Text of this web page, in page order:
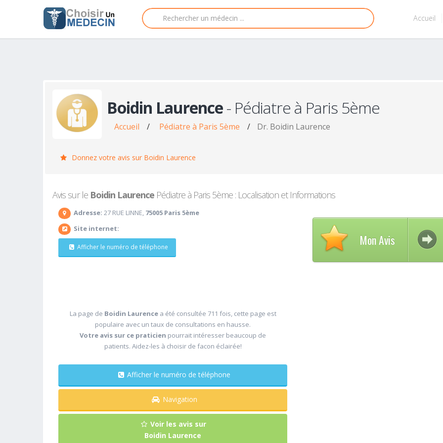
Accueil
Boidin Laurence- Pédiatre à Paris 5ème
Accueil / Pédiatre à Paris 5ème / Dr. Boidin Laurence
Donnez votre avis sur Boidin Laurence
Avis sur le Boidin Laurence Pédiatre à Paris 5ème : Localisation et Informations
Adresse: 27 RUE LINNE, 75005 Paris 5ème
Site internet:
Afficher le numéro de téléphone
La page de Boidin Laurence a été consultée 711 fois, cette page est
populaire avec un taux de consultations en hausse.
Votre avis sur ce praticien pourrait intéresser beaucoup de
patients. Aidez-les à choisir de facon éclairée!
Afficher le numéro de téléphone
Navigation
Voir les avis sur
Boidin Laurence
Mon Avis